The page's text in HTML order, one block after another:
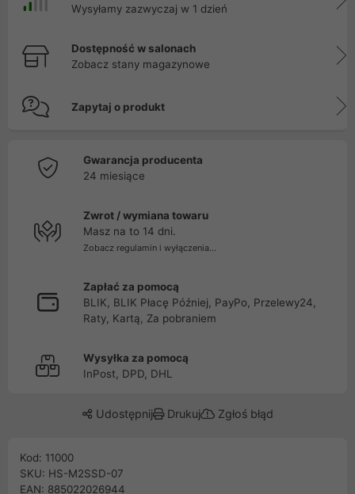
Wysyłamy zazwyczaj w 1 dzień
Dostępność w salonach
Zobacz stany magazynowe
Zapytaj o produkt
Gwarancja producenta
24 miesiące
Zwrot / wymiana towaru
Masz na to 14 dni.
Zobacz regulamin i wyłączenia...
Zapłać za pomocą
BLIK, BLIK Płacę Później, PayPo, Przelewy24,
Raty, Kartą, Za pobraniem
Wysyłka za pomocą
InPost, DPD, DHL
Udostępnij Drukuj Zgłoś błąd
Kod: 11000
SKU: HS-M2SSD-07
EAN: 885022026944